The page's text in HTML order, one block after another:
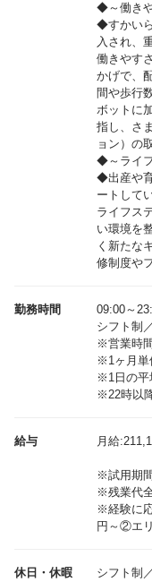
◆～働き
◆すかい
入され、
働きやす
かげで、
間や歩行
ボットに
指し、さ
ョン）の
◆～ライ
◆出産や
ートして
ライフス
い環境を
く新たな
修制度や
勤務時間
09:00～
シフト制
※営業時
※1ヶ月単
※1日の平
※22時以
給与 月給
※試用期
※残業代
※経験に
休日・休暇
シフト制